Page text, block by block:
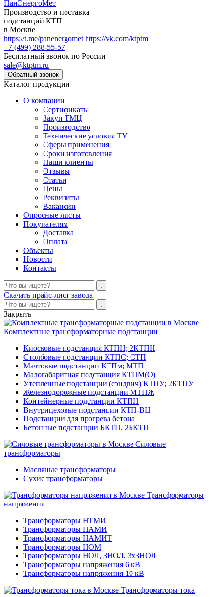
ПанЭнергоМет
Производство и поставка
подстанций КТП
в Москве
https://t.me/panenergomet https://vk.com/ktptm
+7 (499) 288-55-57
Бесплатный звонок по России
sale@ktptm.ru
Каталог продукции
О компании
Сертификаты
Закуп ТМЦ
Производство
Технические условия ТУ
Сферы применения
Сроки изготовления
Наши клиенты
Отзывы
Статьи
Цены
Реквизиты
Вакансии
Опросные листы
Покупателям
Доставка
Оплата
Объекты
Новости
Контакты
Скачать прайс-лист завода
Закрыть
Комплектные трансформаторные подстанции
Киосковые подстанция КТПН; 2КТПН
Столбовые подстанции КТПС; СТП
Мачтовые подстанции КТПм; МТП
Малогабаритная подстанция КТПМ(О)
Утепленные подстанции (сэндвич) КТПУ; 2КТПУ
Железнодорожные подстанции МТПЖ
Контейнерные подстанции КТПН
Внутрицеховые подстанции КТП-ВЦ
Подстанции для прогрева бетона
Бетонные подстанции БКТП, 2БКТП
Силовые
трансформаторы
Масляные трансформаторы
Сухие трансформаторы
Трансформаторы
напряжения
Трансформаторы НТМИ
Трансформаторы НАМИ
Трансформаторы НАМИТ
Трансформаторы НОМ
Трансформаторы НОЛ, ЗНОЛ, 3хЗНОЛ
Трансформаторы напряжения 6 кВ
Трансформаторы напряжения 10 кВ
Трансформаторы тока